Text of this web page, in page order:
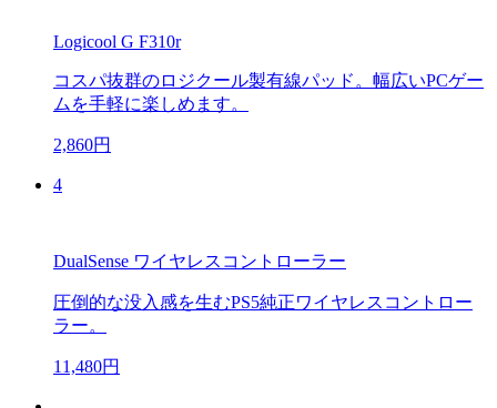
Logicool G F310r
コスパ抜群のロジクール製有線パッド。幅広いPCゲー
ムを手軽に楽しめます。
2,860円
4
DualSense ワイヤレスコントローラー
圧倒的な没入感を生むPS5純正ワイヤレスコントロー
ラー。
11,480円